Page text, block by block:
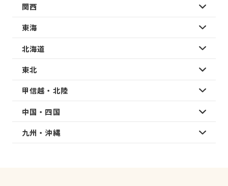
関西
東海
北海道
東北
甲信越・北陸
中国・四国
九州・沖縄